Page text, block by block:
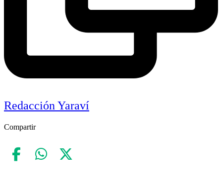
Redacción Yaraví
Compartir